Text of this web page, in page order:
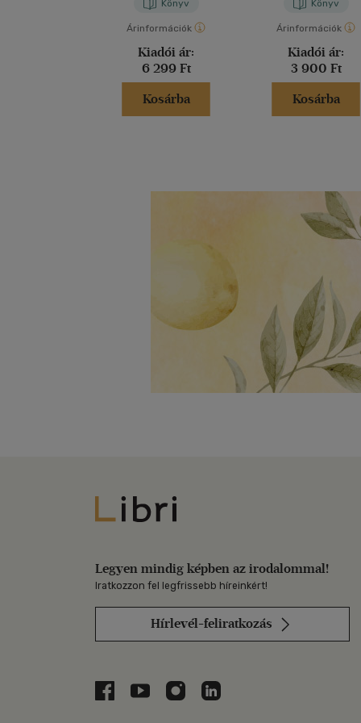
Könyv
Árinformációk
Kiadói ár:
6 299 Ft
Kosárba
Könyv
Árinformációk
Kiadói ár:
3 900 Ft
Kosárba
Libri
Legyen mindig képben az irodalommal!
Iratkozzon fel legfrissebb híreinkért!
Hírlevél-feliratkozás
Libri a Facebookon
Libri a Youtube-on
Libri az Instagramon
Libri a LinkedInen